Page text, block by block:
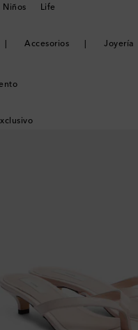
Niños Life
Accesorios Joyería